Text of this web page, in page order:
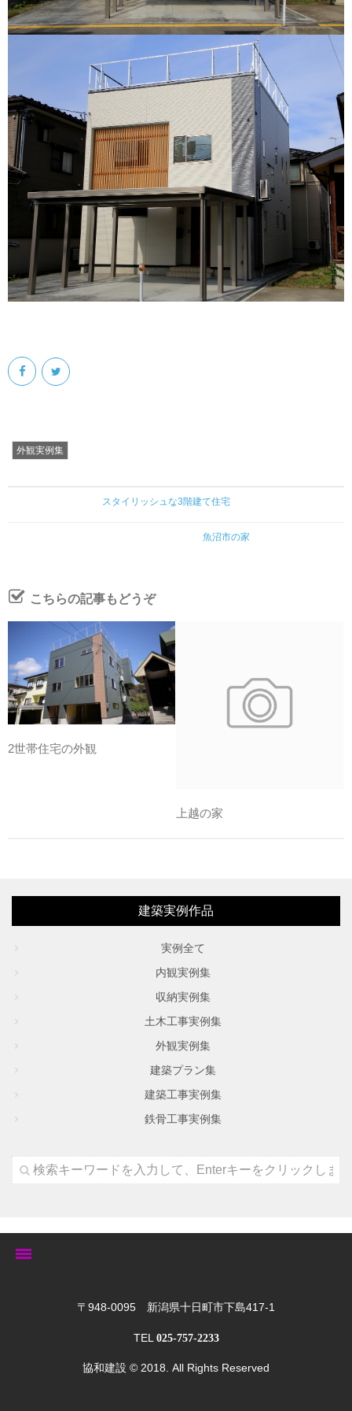
外観実例集
スタイリッシュな3階建て住宅
魚沼市の家
こちらの記事もどうぞ
2世帯住宅の外観
上越の家
建築実例作品
実例全て
内観実例集
収納実例集
土木工事実例集
外観実例集
建築プラン集
建築工事実例集
鉄骨工事実例集
〒948-0095 新潟県十日町市下島417-1
TEL 025-757-2233
協和建設 © 2018. All Rights Reserved